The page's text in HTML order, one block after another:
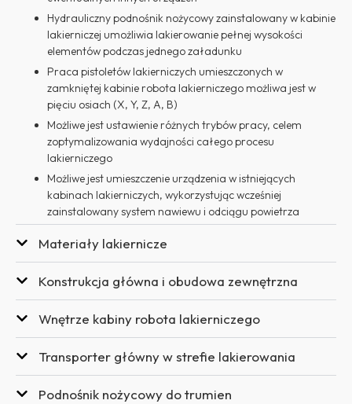
Hydrauliczny podnośnik nożycowy zainstalowany w kabinie
lakierniczej umożliwia lakierowanie pełnej wysokości
elementów podczas jednego załadunku
Praca pistoletów lakierniczych umieszczonych w
zamkniętej kabinie robota lakierniczego możliwa jest w
pięciu osiach (X, Y, Z, A, B)
Możliwe jest ustawienie różnych trybów pracy, celem
zoptymalizowania wydajności całego procesu
lakierniczego
Możliwe jest umieszczenie urządzenia w istniejących
kabinach lakierniczych, wykorzystując wcześniej
zainstalowany system nawiewu i odciągu powietrza
Materiały lakiernicze
Konstrukcja główna i obudowa zewnętrzna
Wnętrze kabiny robota lakierniczego
Transporter główny w strefie lakierowania
Podnośnik nożycowy do trumien